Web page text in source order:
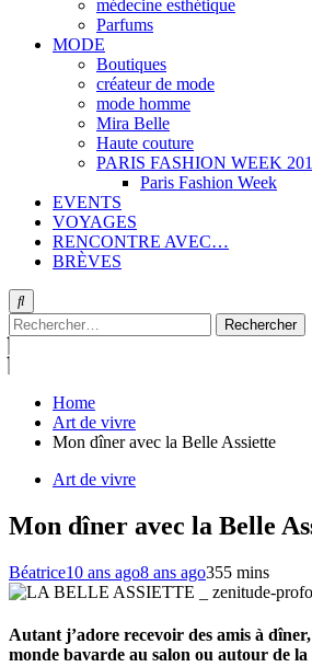
médecine esthétique
Parfums
MODE
Boutiques
créateur de mode
mode homme
Mira Belle
Haute couture
PARIS FASHION WEEK
Paris Fashion Week
EVENTS
VOYAGES
RENCONTRE AVEC…
BRÈVES
Rechercher :
Home
Art de vivre
Mon dîner avec la Belle Assiette
Art de vivre
Mon dîner avec la Belle
Béatrice10 ans ago8 ans ago355 mins
Autant j’adore recevoir des amis à
monde bavarde au salon ou autour de la